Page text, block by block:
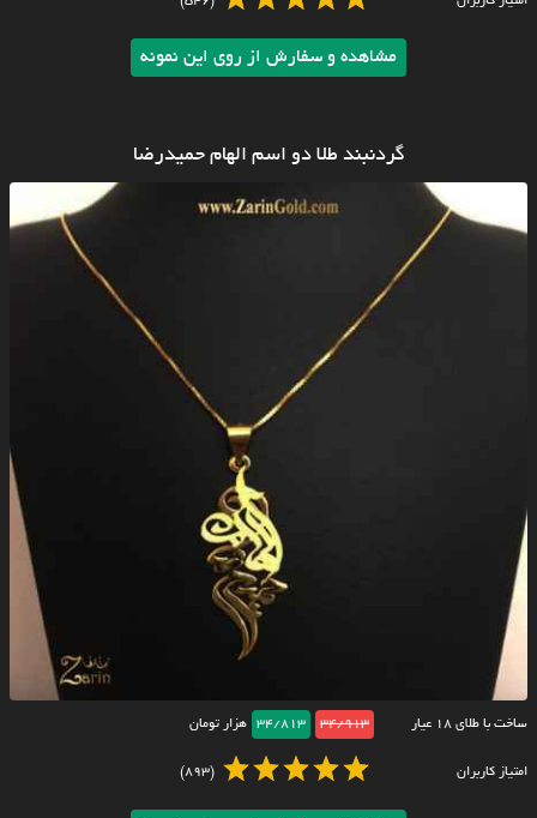
مشاهده و سفارش از روی این نمونه
گردنبند طلا دو اسم الهام حمیدرضا
ساخت با طلای ۱۸ عیار 34/913
34/813 هزار تومان
امتیاز کاربران (893)